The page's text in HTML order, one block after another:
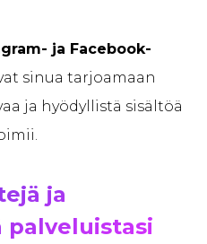
ja Facebook-
sinua tarjoamaan
ja hyödyllistä sisältöä
ja
palveluistasi